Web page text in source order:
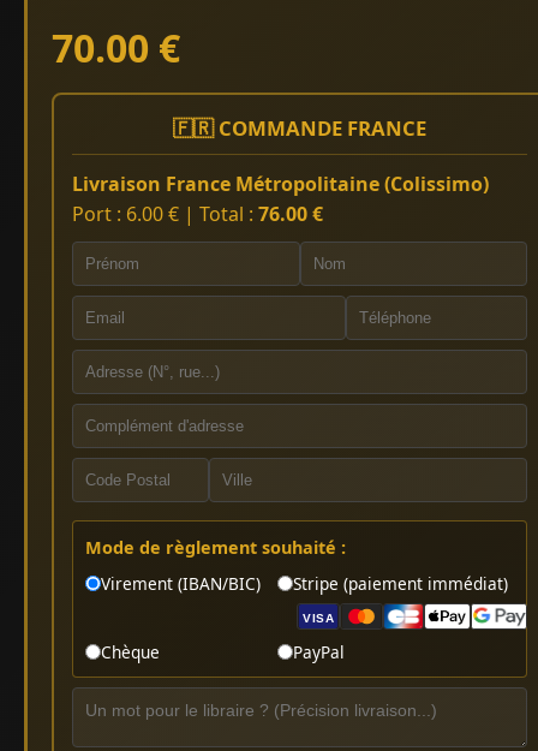
70.00 €
🇫🇷 COMMANDE FRANCE
Livraison France Métropolitaine (Colissimo)
Port : 6.00 € | Total : 76.00 €
Mode de règlement souhaité :
Virement (IBAN/BIC)
Stripe (paiement immédiat)
VISA
Chèque PayPal